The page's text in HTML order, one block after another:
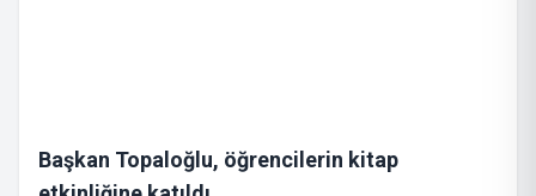
Başkan Topaloğlu, öğrencilerin kitap